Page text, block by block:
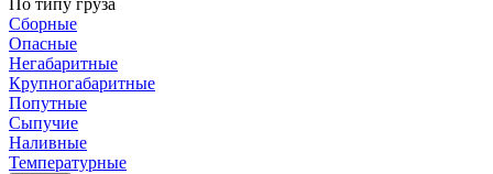
По типу груза
Сборные
Опасные
Негабаритные
Крупногабаритные
Попутные
Сыпучие
Наливные
Температурные